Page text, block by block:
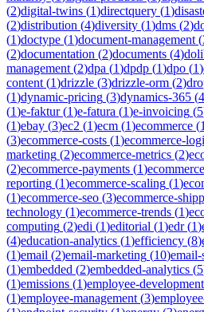
(2)digital-twins (1)directquery (1)
(2)distribution (4)diversity (1)dms (2)
(1)doctype (1)document-management (
(2)documentation (2)documents (4)
management (2)dpa (1)dpdp (1)dpo (1)
content (1)drizzle (3)drizzle-orm (2)
(1)dynamic-pricing (3)dynamics-365 (4
(1)e-faktur(1)e-fatura (1)e-invoicing (5
(1)ebay (3)ec2 (1)ecm (1)ecommerce (
(3)ecommerce-costs (1)ecommerce-
marketing (2)ecommerce-metrics (2)
(2)ecommerce-payments (1)
reporting (1)ecommerce-scaling (1)
(1)ecommerce-seo (3)ecommerce-
technology (1)ecommerce-trends (1)
computing (2)edi (1)editorial (1)edr(1)
(4)education-analytics (1)efficiency (8)
(1)email (2)email-marketing (10)email-
(1)embedded (2)embedded-analytics (5
(1)emissions (1)employee-development
(1)employee-management (3)